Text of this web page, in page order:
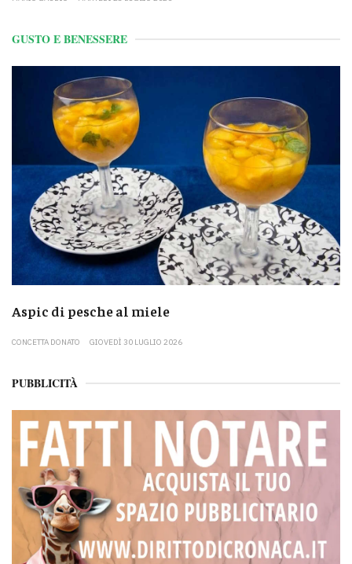
GUSTO E BENESSERE
Aspic di pesche al miele
CONCETTA DONATO GIOVEDÌ 30 LUGLIO 2026
PUBBLICITÀ